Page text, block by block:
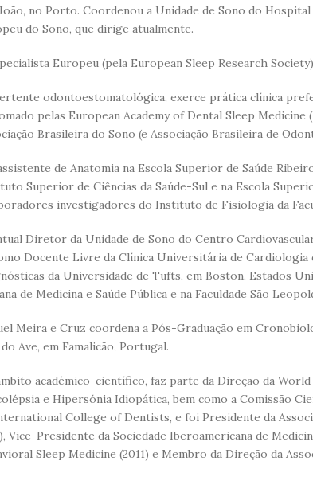
no Porto. Coordenou a Unidade de Sono do
do Sono, que dirige atualmente.
Europeu (pela European Sleep Research
odontoestomatológica, exerce prática clínica
pelas European Academy of Dental Sleep
Brasileira do Sono (e Associação Brasileira de
de Anatomia na Escola Superior de Saúde
Superior de Ciências da Saúde-Sul e na Escola
investigadores do Instituto de Fisiologia da
Diretor da Unidade de Sono do Centro
Docente Livre da Clínica Universitária de Cardiologia
da Universidade de Tufts, em Boston, Estados
de Medicina e Saúde Pública e na Faculdade São
Meira e Cruz coordena a Pós-Graduação em
Ave, em Famalicão, Portugal.
académico-científico, faz parte da Direção da
e Hipersónia Idiopática, bem como a Comissão
College of Dentists, e foi Presidente da
Vice-Presidente da Sociedade Iberoamericana de
Sleep Medicine (2011) e Membro da Direção da